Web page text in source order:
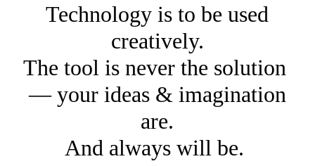
Technology is to be used
creatively.
The tool is never the solution
— your ideas & imagination
are.
And always will be.